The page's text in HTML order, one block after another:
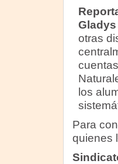
otras
los
Para
quienes